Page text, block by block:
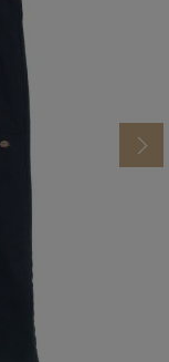
Shipping
フコーディネート
す